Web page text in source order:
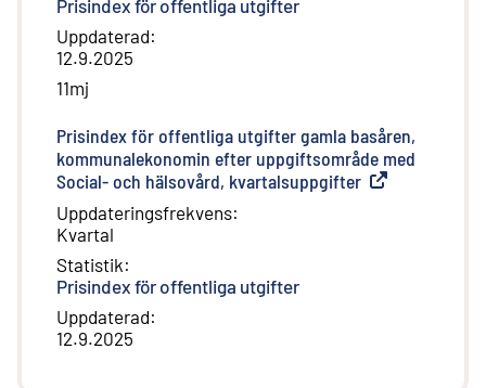
Prisindex för offentliga utgifter
Uppdaterad:
12.9.2025
11mj
Prisindex för offentliga utgifter gamla basåren,
kommunalekonomin efter uppgiftsområde med
Social- och hälsovård, kvartalsuppgifter Extern länk
Uppdateringsfrekvens:
Kvartal
Statistik:
Prisindex för offentliga utgifter
Uppdaterad:
12.9.2025